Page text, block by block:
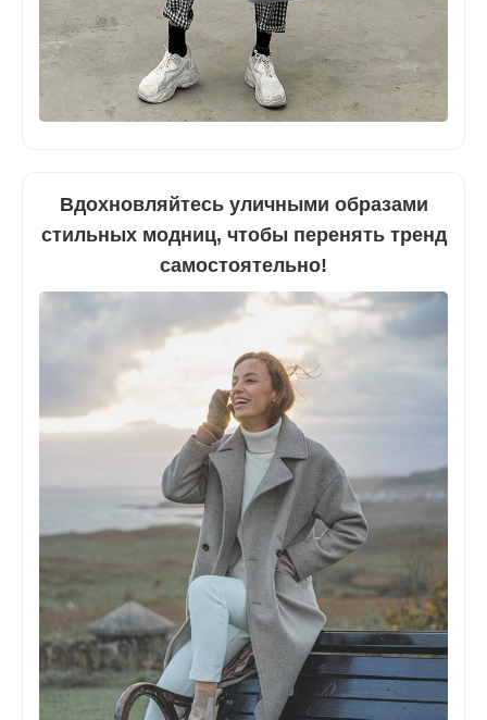
Вдохновляйтесь уличными образами
стильных модниц, чтобы перенять тренд
самостоятельно!